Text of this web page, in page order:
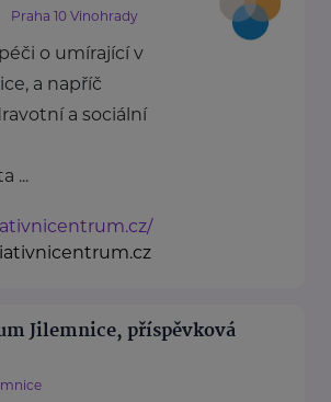
Praha 10 Vinohrady
o umírající v
a napříč
a sociální
...
Jilemnice, příspěvková